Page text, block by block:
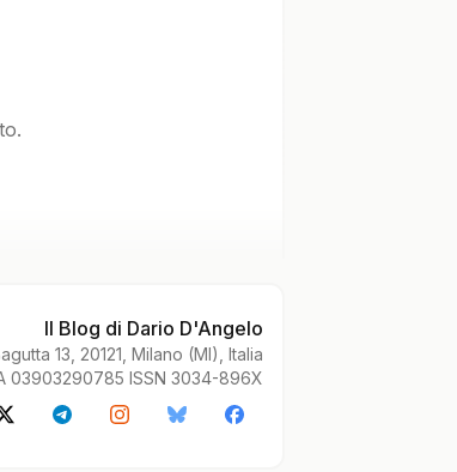
Il Blog di Dario D'Angelo
13, 20121, Milano (MI), Italia
03903290785 ISSN 3034-896X